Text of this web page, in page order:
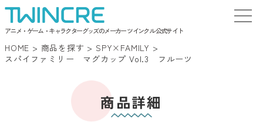
アニメ・ゲーム・キャラクターグッズのメーカー ツインクル 公式サイト
HOME > 商品を探す > SPY×FAMILY >
スパイファミリー マグカップ Vol.3 フルーツ
商品詳細